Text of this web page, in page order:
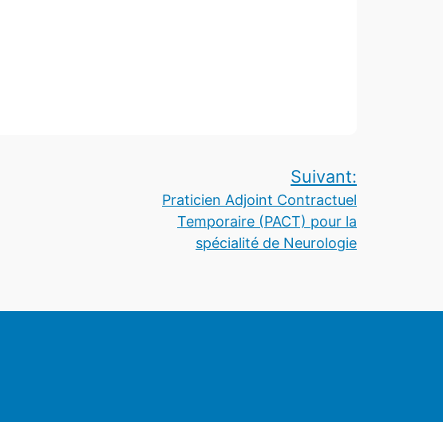
Suivant:
Praticien Adjoint Contractuel
Temporaire (PACT) pour la
spécialité de Neurologie